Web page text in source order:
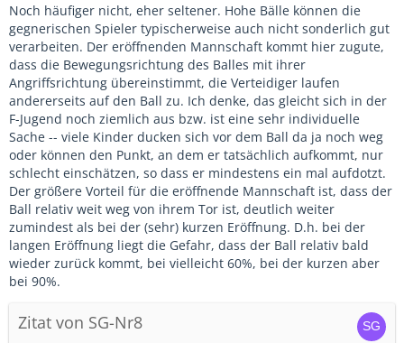
Noch häufiger nicht, eher seltener. Hohe Bälle können die
gegnerischen Spieler typischerweise auch nicht sonderlich gut
verarbeiten. Der eröffnenden Mannschaft kommt hier zugute,
dass die Bewegungsrichtung des Balles mit ihrer
Angriffsrichtung übereinstimmt, die Verteidiger laufen
andererseits auf den Ball zu. Ich denke, das gleicht sich in der
F-Jugend noch ziemlich aus bzw. ist eine sehr individuelle
Sache -- viele Kinder ducken sich vor dem Ball da ja noch weg
oder können den Punkt, an dem er tatsächlich aufkommt, nur
schlecht einschätzen, so dass er mindestens ein mal aufdotzt.
Der größere Vorteil für die eröffnende Mannschaft ist, dass der
Ball relativ weit weg von ihrem Tor ist, deutlich weiter
zumindest als bei der (sehr) kurzen Eröffnung. D.h. bei der
langen Eröffnung liegt die Gefahr, dass der Ball relativ bald
wieder zurück kommt, bei vielleicht 60%, bei der kurzen aber
bei 90%.
Zitat von SG-Nr8